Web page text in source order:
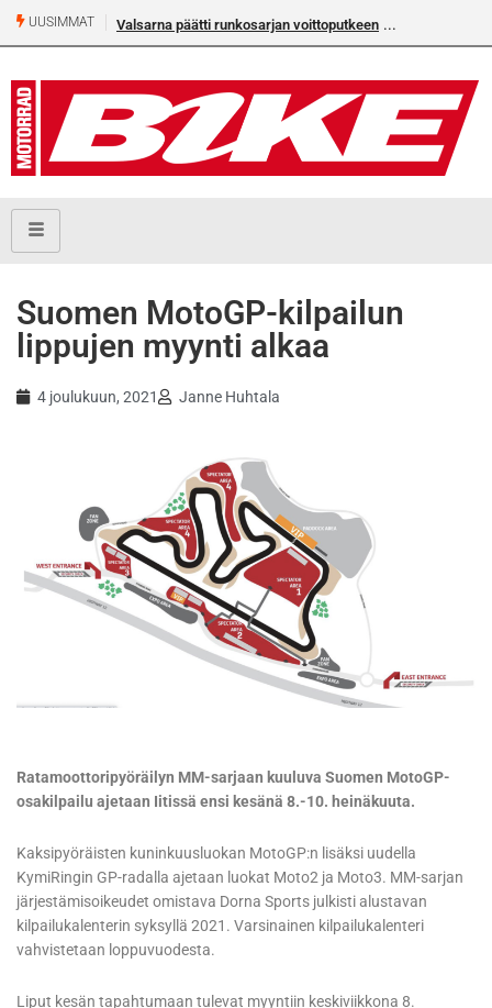
UUSIMMAT Valsarna päätti runkosarjan voittoputkeen
Suomen MotoGP-kilpailun
lippujen myynti alkaa
4 joulukuun, 2021 Janne Huhtala
Ratamoottoripyöräilyn MM-sarjaan kuuluva Suomen MotoGP-
osakilpailu ajetaan Iitissä ensi kesänä 8.-10. heinäkuuta.
Kaksipyöräisten kuninkuusluokan MotoGP:n lisäksi uudella
KymiRingin GP-radalla ajetaan luokat Moto2 ja Moto3. MM-sarjan
järjestämisoikeudet omistava Dorna Sports julkisti alustavan
kilpailukalenterin syksyllä 2021. Varsinainen kilpailukalenteri
vahvistetaan loppuvuodesta.
Liput kesän tapahtumaan tulevat myyntiin keskiviikkona 8.